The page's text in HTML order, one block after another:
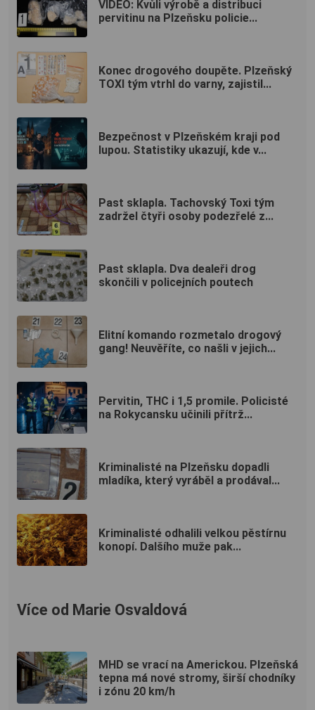
VIDEO: Kvůli výrobě a distribuci
pervitinu na Plzeňsku policie...
Konec drogového doupěte. Plzeňský
TOXI tým vtrhl do varny, zajistil...
Bezpečnost v Plzeňském kraji pod
lupou. Statistiky ukazují, kde v...
Past sklapla. Tachovský Toxi tým
zadržel čtyři osoby podezřelé z...
Past sklapla. Dva dealeři drog
skončili v policejních poutech
Elitní komando rozmetalo drogový
gang! Neuvěříte, co našli v jejich...
Pervitin, THC i 1,5 promile. Policisté
na Rokycansku učinili přítrž...
Kriminalisté na Plzeňsku dopadli
mladíka, který vyráběl a prodával...
Kriminalisté odhalili velkou pěstírnu
konopí. Dalšího muže pak...
Více od Marie Osvaldová
MHD se vrací na Americkou. Plzeňská
tepna má nové stromy, širší chodníky
i zónu 20 km/h